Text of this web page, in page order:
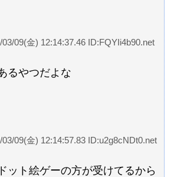
03/09(金) 12:14:37.46 ID:FQYIi4b90.net
るやつだよな
03/09(金) 12:14:57.83 ID:u2g8cNDt0.net
ット絵ゲーの方が受けてるから